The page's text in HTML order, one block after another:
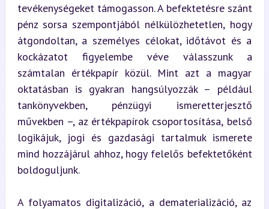
tevékenységeket támogasson. A befektetésre szánt
pénz sorsa szempontjából nélkülözhetetlen, hogy
átgondoltan, a személyes célokat, időtávot és a
kockázatot figyelembe véve válasszunk a
számtalan értékpapír közül. Mint azt a magyar
oktatásban is gyakran hangsúlyozzák – például
tankönyvekben, pénzügyi ismeretterjesztő
művekben –, az értékpapírok csoportosítása, belső
logikájuk, jogi és gazdasági tartalmuk ismerete
mind hozzájárul ahhoz, hogy felelős befektetőként
boldoguljunk.
A folyamatos digitalizáció, a dematerializáció, az